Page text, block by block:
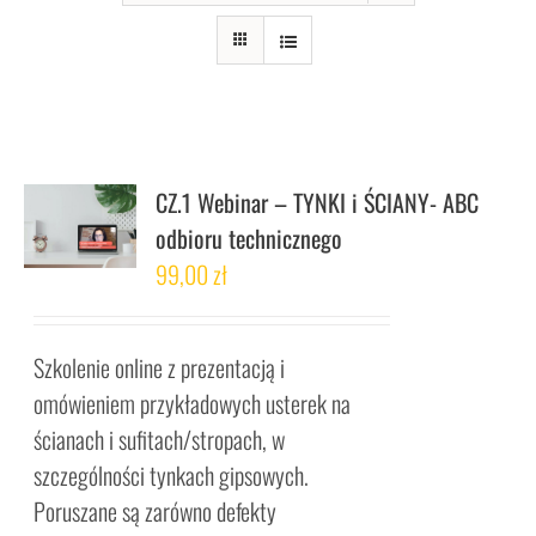
CZ.1 Webinar – TYNKI i ŚCIANY- ABC
odbioru technicznego
99,00zł
Szkolenie online z prezentacją i
omówieniem przykładowych usterek na
ścianach i sufitach/stropach, w
szczególności tynkach gipsowych.
Poruszane są zarówno defekty